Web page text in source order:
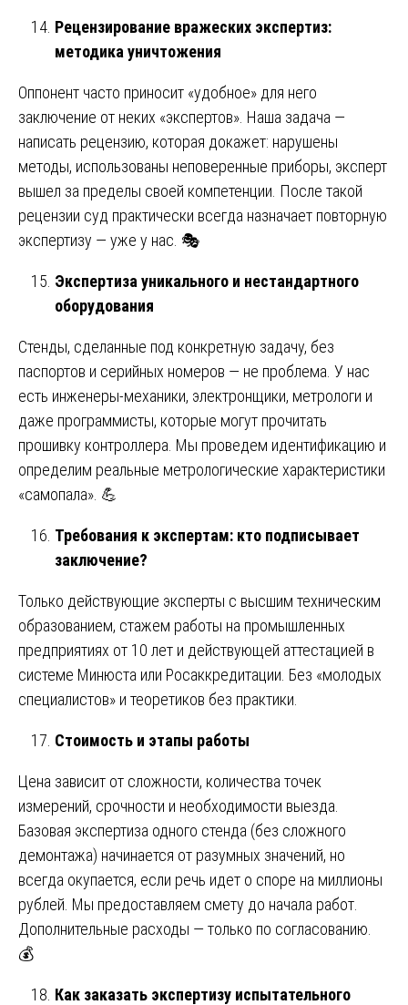
Рецензирование вражеских экспертиз:
методика уничтожения
Оппонент часто приносит «удобное» для него
заключение от неких «экспертов». Наша задача —
написать рецензию, которая докажет: нарушены
методы, использованы неповеренные приборы, эксперт
вышел за пределы своей компетенции. После такой
рецензии суд практически всегда назначает повторную
экспертизу — уже у нас. 🎭
Экспертиза уникального и нестандартного
оборудования
Стенды, сделанные под конкретную задачу, без
паспортов и серийных номеров — не проблема. У нас
есть инженеры-механики, электронщики, метрологи и
даже программисты, которые могут прочитать
прошивку контроллера. Мы проведем идентификацию и
определим реальные метрологические характеристики
«самопала». 💪
Требования к экспертам: кто подписывает
заключение?
Только действующие эксперты с высшим техническим
образованием, стажем работы на промышленных
предприятиях от 10 лет и действующей аттестацией в
системе Минюста или Росаккредитации. Без «молодых
специалистов» и теоретиков без практики.
Стоимость и этапы работы
Цена зависит от сложности, количества точек
измерений, срочности и необходимости выезда.
Базовая экспертиза одного стенда (без сложного
демонтажа) начинается от разумных значений, но
всегда окупается, если речь идет о споре на миллионы
рублей. Мы предоставляем смету до начала работ.
Дополнительные расходы — только по согласованию.
💰
Как заказать экспертизу испытательного